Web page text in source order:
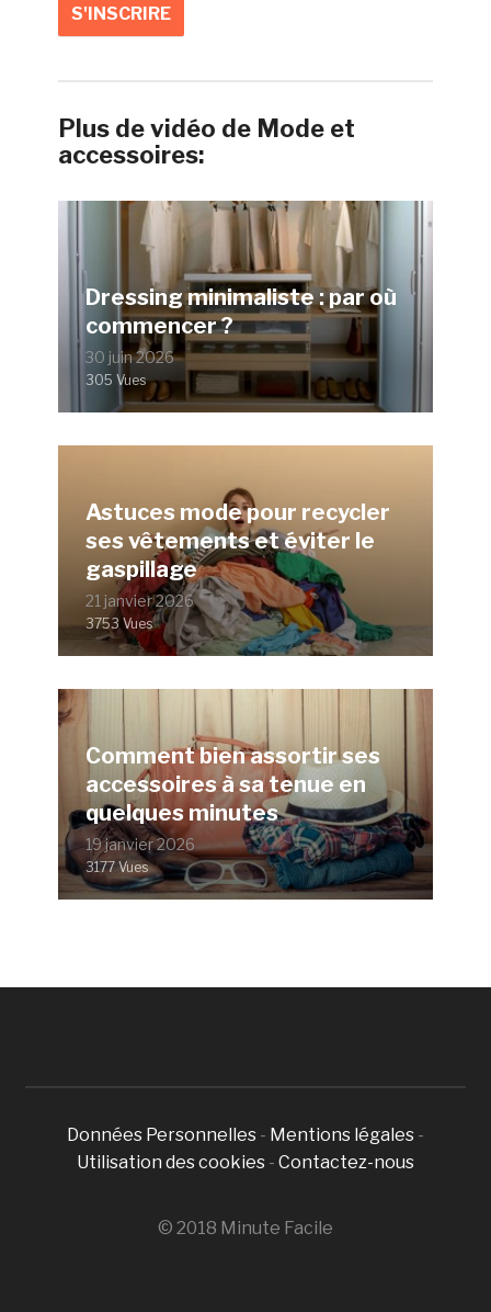
Plus de vidéo de Mode et
accessoires:
Dressing minimaliste : par où
commencer ?
30 juin 2026
305 Vues
Astuces mode pour recycler
ses vêtements et éviter le
gaspillage
21 janvier 2026
3753 Vues
Comment bien assortir ses
accessoires à sa tenue en
quelques minutes
19 janvier 2026
3177 Vues
Données Personnelles - Mentions légales -
Utilisation des cookies - Contactez-nous
© 2018 Minute Facile